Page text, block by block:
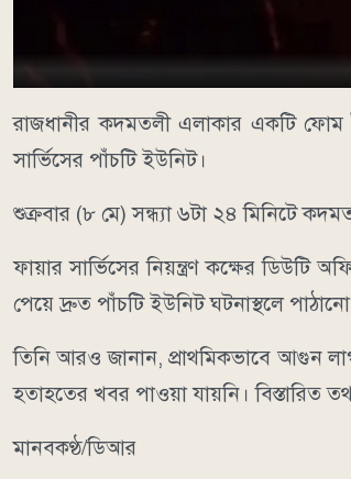
রাজধানীর কদমতলী এলাকার একটি ফোম
সার্ভিসের পাঁচটি ইউনিট।
শুক্রবার (৮ মে) সন্ধ্যা ৬টা ২৪ মিনিটে
ফায়ার সার্ভিসের নিয়ন্ত্রণ কক্ষের
পেয়ে দ্রুত পাঁচটি ইউনিট ঘটনাস্থলে
তিনি আরও জানান, প্রাথমিকভাবে আগুন
হতাহতের খবর পাওয়া যায়নি। বিস্তারিত
মানবকণ্ঠ/ডিআর